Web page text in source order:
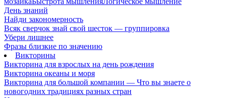
День знаний
Найди закономерность
Всяк сверчок знай свой шесток — группировка
Убери лишнее
Фразы близкие по значению
Викторины
Викторина для взрослых на день рождения
Викторина океаны и моря
Викторина для большой компании — Что вы знаете о
новогодних традициях разных стран